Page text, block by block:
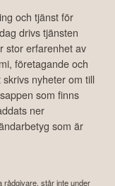
och tjänst för
drivs tjänsten
stor erfarenhet av
företagande och
nyheter om till
som finns
ner
som är
rådgivare, står inte under